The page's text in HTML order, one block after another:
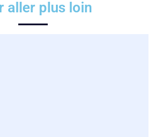
aller plus loin